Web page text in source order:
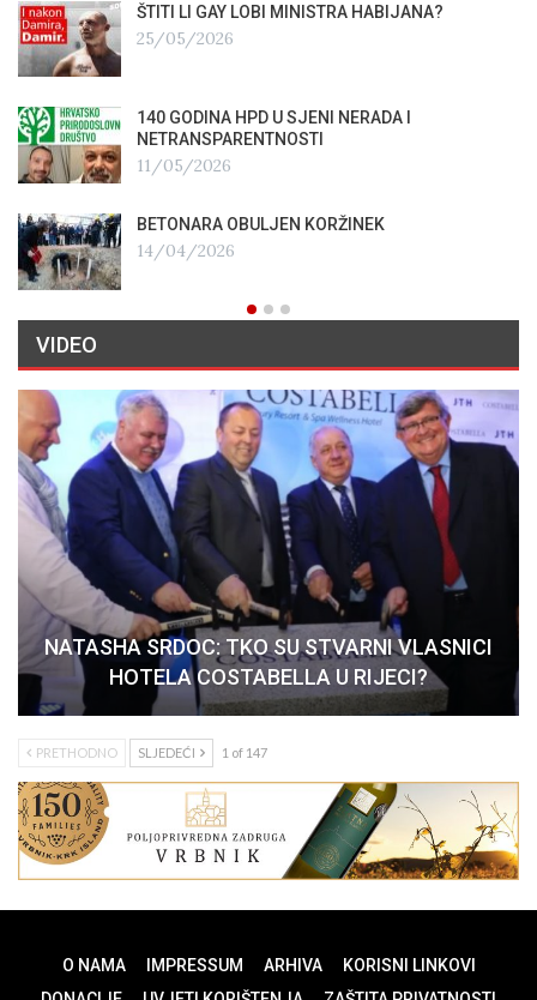
ŠTITI LI GAY LOBI MINISTRA HABIJANA?
25/05/2026
140 GODINA HPD U SJENI NERADA I
NETRANSPARENTNOSTI
11/05/2026
BETONARA OBULJEN KORŽINEK
14/04/2026
VIDEO
NATASHA SRDOC: TKO SU STVARNI VLASNICI
HOTELA COSTABELLA U RIJECI?
PRETHODNO SLJEDEĆI 1 of 147
O NAMA IMPRESSUM ARHIVA
KORISNI LINKOVI